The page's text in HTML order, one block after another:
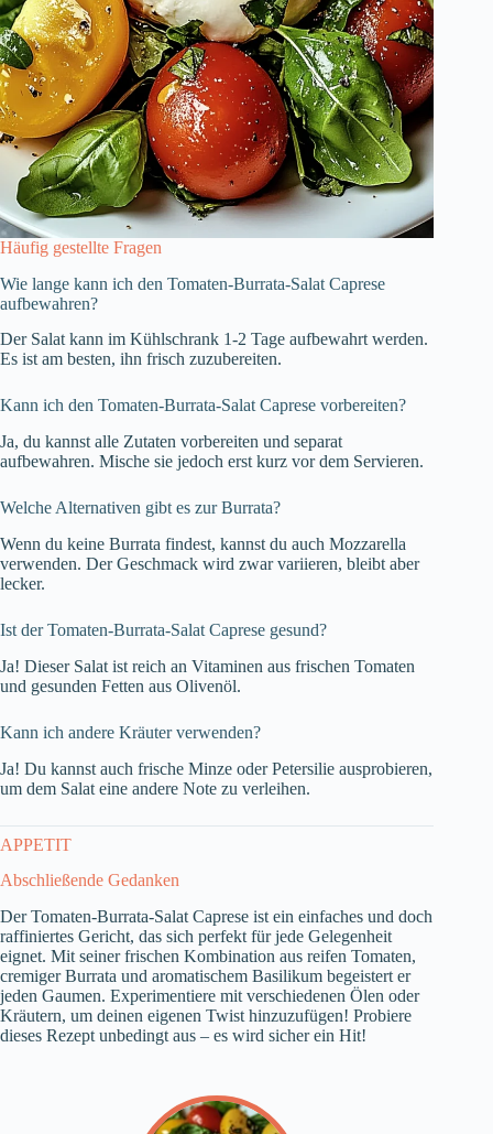
Häufig gestellte Fragen
Wie lange kann ich den Tomaten-Burrata-Salat Caprese
aufbewahren?
Der Salat kann im Kühlschrank 1-2 Tage aufbewahrt werden.
Es ist am besten, ihn frisch zuzubereiten.
Kann ich den Tomaten-Burrata-Salat Caprese vorbereiten?
Ja, du kannst alle Zutaten vorbereiten und separat
aufbewahren. Mische sie jedoch erst kurz vor dem Servieren.
Welche Alternativen gibt es zur Burrata?
Wenn du keine Burrata findest, kannst du auch Mozzarella
verwenden. Der Geschmack wird zwar variieren, bleibt aber
lecker.
Ist der Tomaten-Burrata-Salat Caprese gesund?
Ja! Dieser Salat ist reich an Vitaminen aus frischen Tomaten
und gesunden Fetten aus Olivenöl.
Kann ich andere Kräuter verwenden?
Ja! Du kannst auch frische Minze oder Petersilie ausprobieren,
um dem Salat eine andere Note zu verleihen.
APPETIT
Abschließende Gedanken
Der Tomaten-Burrata-Salat Caprese ist ein einfaches und doch
raffiniertes Gericht, das sich perfekt für jede Gelegenheit
eignet. Mit seiner frischen Kombination aus reifen Tomaten,
cremiger Burrata und aromatischem Basilikum begeistert er
jeden Gaumen. Experimentiere mit verschiedenen Ölen oder
Kräutern, um deinen eigenen Twist hinzuzufügen! Probiere
dieses Rezept unbedingt aus – es wird sicher ein Hit!